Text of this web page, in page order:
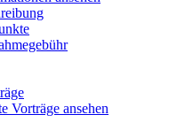
Vorträge ansehen